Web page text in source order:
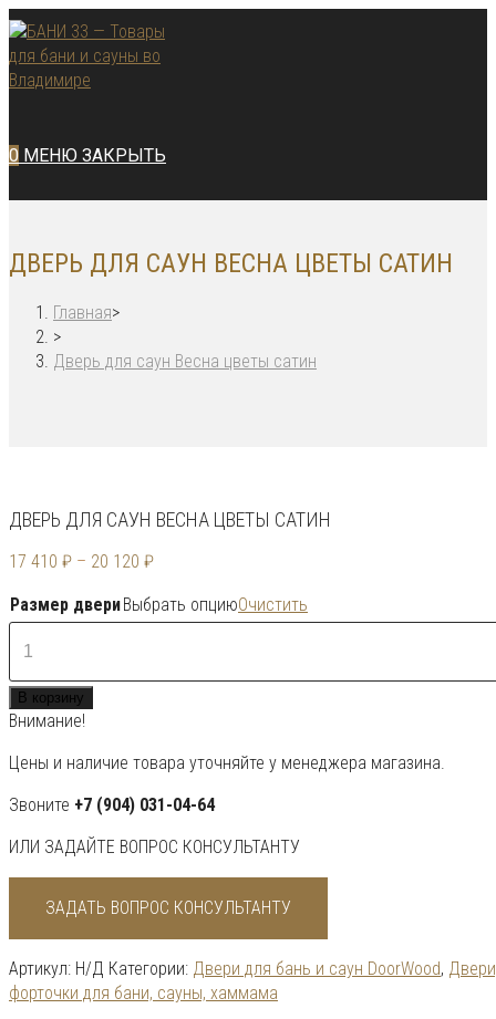
Перейти
к
содержимому
0 МЕНЮ ЗАКРЫТЬ
ДВЕРЬ ДЛЯ САУН ВЕСНА ЦВЕТЫ САТИН
Главная>
>
Дверь для саун Весна цветы сатин
ДВЕРЬ ДЛЯ САУН ВЕСНА ЦВЕТЫ САТИН
17 410 ₽ – 20 120 ₽
Размер двериВыбрать опциюОчистить
Количество
товара
Дверь
для
саун
Весна
цветы
сатин
В корзину
Внимание!
Цены и наличие товара уточняйте у менеджера магазина.
Звоните +7 (904) 031-04-64
ИЛИ ЗАДАЙТЕ ВОПРОС КОНСУЛЬТАНТУ
ЗАДАТЬ ВОПРОС КОНСУЛЬТАНТУ
Артикул: Н/Д Категории: Двери для бань и саун DoorWood,
форточки для бани, сауны, хаммама